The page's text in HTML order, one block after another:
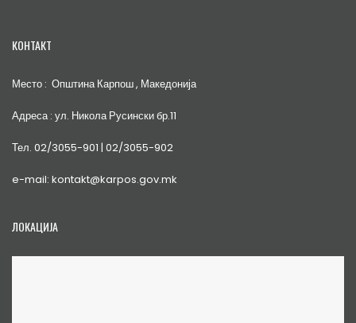
КОНТАКТ
Место : Општина Карпош , Македонија
Адреса : ул. Никола Русински бр.11
Тел. 02/3055-901 | 02/3055-902
e-mail: kontakt@karpos.gov.mk
ЛОКАЦИЈА